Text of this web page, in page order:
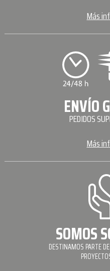
Más
ENVÍO
PEDIDOS
Más
SOMOS
DESTINAMOS PARTE